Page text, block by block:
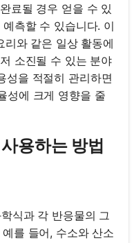
료될 경우 얻을 수 있
측할 수 있습니다. 이
리와 같은 일상 활동에
소진될 수 있는 분야
성을 적절히 관리하면
성에 크게 영향을 줄
용하는 방법
식과 각 반응물의 그
를 들어, 수소와 산소